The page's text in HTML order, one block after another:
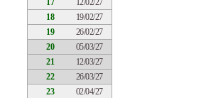
17
12/02/27
18
19/02/27
19
26/02/27
20
05/03/27
21
12/03/27
22
26/03/27
23
02/04/27